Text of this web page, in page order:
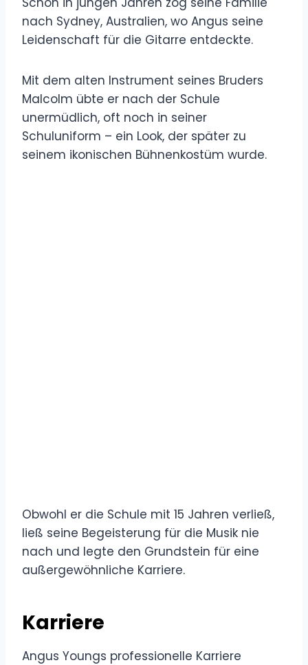
nach Sydney, Australien, wo Angus seine
Leidenschaft für die Gitarre entdeckte.
Mit dem alten Instrument seines Bruders
Malcolm übte er nach der Schule
unermüdlich, oft noch in seiner
Schuluniform – ein Look, der später zu
seinem ikonischen Bühnenkostüm wurde.
Obwohl er die Schule mit 15 Jahren verließ,
ließ seine Begeisterung für die Musik nie
nach und legte den Grundstein für eine
außergewöhnliche Karriere.
Karriere
Angus Youngs professionelle Karriere